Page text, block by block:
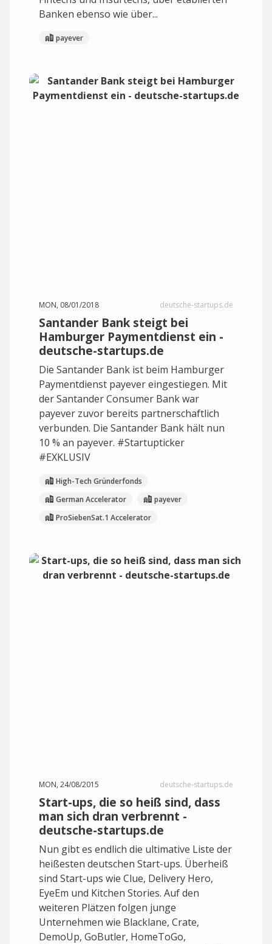
Banken ebenso wie über...
payever
MON, 08/01/2018 deutsche-startups.de
Santander Bank steigt bei
Hamburger Paymentdienst ein -
deutsche-startups.de
Die Santander Bank ist beim Hamburger
Paymentdienst payever eingestiegen. Mit
der Santander Consumer Bank war
payever zuvor bereits partnerschaftlich
verbunden. Die Santander Bank hält nun
10 % an payever. #Startupticker
#EXKLUSIV
High-Tech Gründerfonds
German Accelerator
payever
ProSiebenSat.1 Accelerator
MON, 24/08/2015 deutsche-startups.de
Start-ups, die so heiß sind, dass
man sich dran verbrennt -
deutsche-startups.de
Nun gibt es endlich die ultimative Liste der
heißesten deutschen Start-ups. Überheiß
sind Start-ups wie Clue, Delivery Hero,
EyeEm und Kitchen Stories. Auf den
weiteren Plätzen folgen junge
Unternehmen wie Blacklane, Crate,
DemoUp, GoButler, HomeToGo,